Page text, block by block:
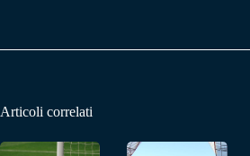
Articoli correlati